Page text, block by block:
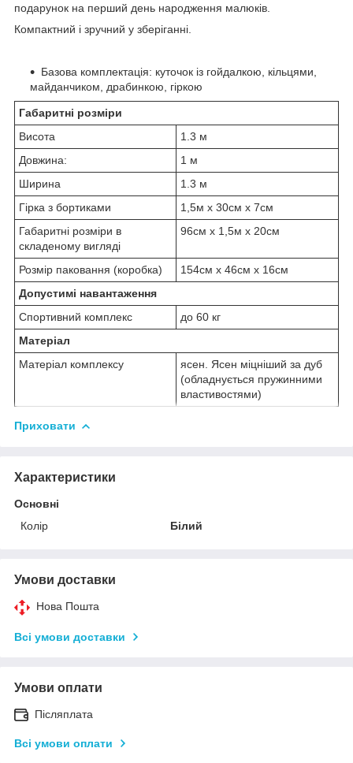
подарунок на перший день народження малюків.
Компактний і зручний у зберіганні.
Базова комплектація: куточок із гойдалкою, кільцями,
майданчиком, драбинкою, гіркою
Габаритні розміри
Висота
1.3 м
Довжина:
1 м
Ширина
1.3 м
Гірка з бортиками
1,5м х 30см х 7см
Габаритні розміри в
складеному вигляді
96см х 1,5м х 20см
Розмір паковання (коробка)
154см х 46см х 16см
Допустимі навантаження
Спортивний комплекс
до 60 кг
Матеріал
Матеріал комплексу
ясен. Ясен міцніший за дуб
(обладнується пружинними
властивостями)
Приховати
Характеристики
Основні
Колір
Білий
Умови доставки
Нова Пошта
Всі умови доставки
Умови оплати
Післяплата
Всі умови оплати